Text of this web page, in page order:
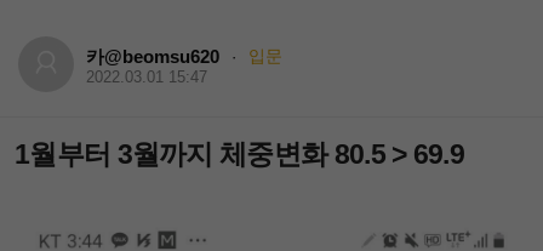
카@beomsu620 · 입문
2022.03.01 15:47
1월부터 3월까지 체중변화 80.5 > 69.9